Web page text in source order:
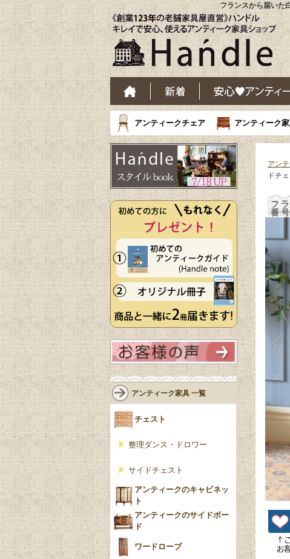
フランスから届いた
アンティークチェア アンティーク
アン
ドチ
フ
番
アンティーク家具 一覧
チェスト
整理ダンス・ドロワー
サイドチェスト
アンティークのキャビネッ
ト
アンティークのサイドボー
ド
ワードローブ